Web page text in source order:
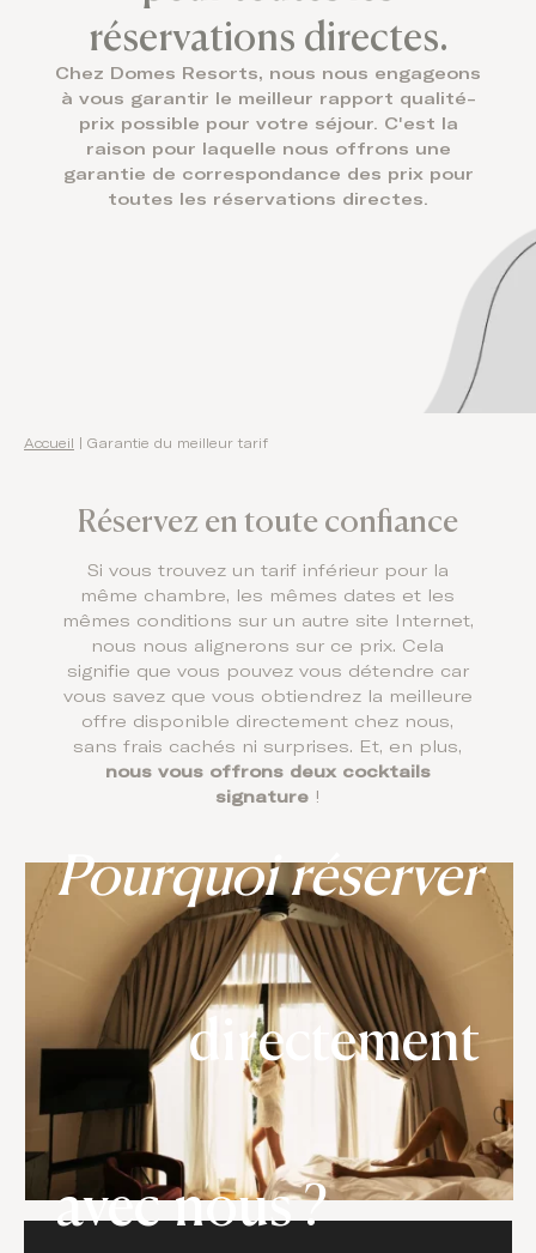
Domes Stories
Contact
réservations directes.
Chez Domes Resorts, nous nous engageons
à vous garantir le meilleur rapport qualité-
prix possible pour votre séjour. C'est la
raison pour laquelle nous offrons une
garantie de correspondance des prix pour
toutes les réservations directes.
Accueil Garantie du meilleur tarif
Réservez en toute confiance
Si vous trouvez un tarif inférieur pour la
même chambre, les mêmes dates et les
mêmes conditions sur un autre site Internet,
nous nous alignerons sur ce prix. Cela
signifie que vous pouvez vous détendre car
vous savez que vous obtiendrez la meilleure
offre disponible directement chez nous,
sans frais cachés ni surprises. Et, en plus,
nous vous offrons deux cocktails
signature!
Pourquoi réserver
directement
avec nous ?